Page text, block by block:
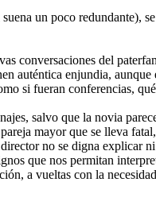
suena un poco redundante),
conversaciones del
enjundia,
si fueran conferencias,
salvo que la novia
mayor que se lleva
no se digna explicar
que nos permitan
a vueltas con la